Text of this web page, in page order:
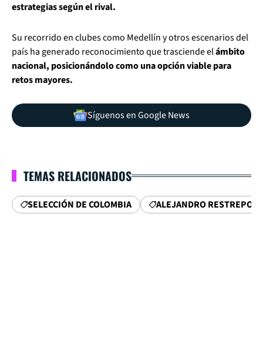
estrategias según el rival.
Su recorrido en clubes como Medellín y otros escenarios del
país ha generado reconocimiento que trasciende elámbito
nacional, posicionándolo como una opción viable para
retos mayores.
Síguenos en Google News
TEMAS RELACIONADOS
SELECCIÓN DE COLOMBIA ALEJANDRO RESTREPO